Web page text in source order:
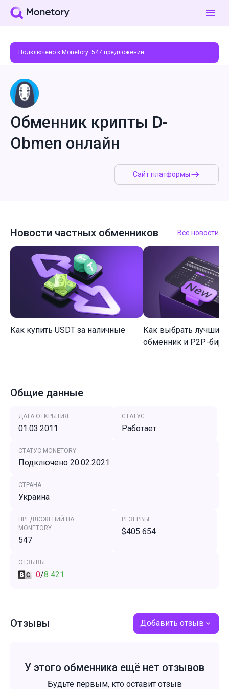
Подключено к Monetory: 547 предложений
Сайт платформы
Обменник крипты D-
Obmen онлайн
Новости частных обменников Все новости
Как купить USDT за наличные
Как выбрать лучший
обменник и P2P-
Общие данные
ДАТА ОТКРЫТИЯ
01.03.2011
СТАТУС
Работает
СТАТУС MONETORY
Подключено 20.02.2021
СТРАНА
Украина
ПРЕДЛОЖЕНИЙ НА
MONETORY
547
РЕЗЕРВЫ
$405 654
ОТЗЫВЫ
0/8 421
Отзывы Добавить отзыв
У этого обменника ещё нет отзывов
Будьте первым, кто оставит отзыв